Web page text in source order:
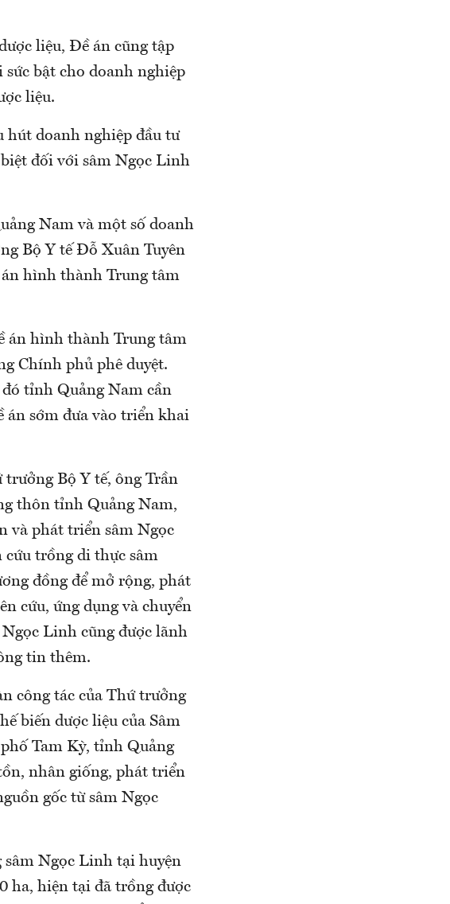
liệu, Đề án cũng tập
sức bật cho doanh nghiệp
liệu.
hút doanh nghiệp đầu tư
đối với sâm Ngọc Linh
Nam và một số doanh
Bộ Y tế Đỗ Xuân Tuyên
hình thành Trung tâm
án hình thành Trung tâm
Chính phủ phê duyệt.
tỉnh Quảng Nam cần
án sớm đưa vào triển khai
Bộ Y tế, ông Trần
thôn tỉnh Quảng Nam,
và phát triển sâm Ngọc
cứu trồng di thực sâm
đồng để mở rộng, phát
cứu, ứng dụng và chuyển
Linh cũng được lãnh
tin thêm.
công tác của Thứ trưởng
biến dược liệu của Sâm
Tam Kỳ, tỉnh Quảng
nhân giống, phát triển
gốc từ sâm Ngọc
Ngọc Linh tại huyện
ha, hiện tại đã trồng được